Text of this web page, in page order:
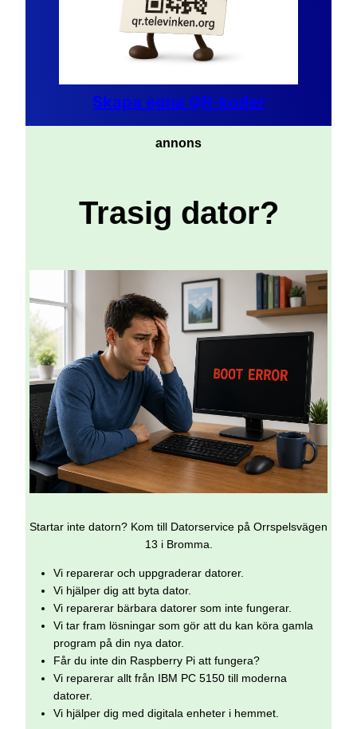
Skapa egna QR-koder
annons
Trasig dator?
Startar inte datorn? Kom till Datorservice på Orrspelsvägen
13 i Bromma.
Vi reparerar och uppgraderar datorer.
Vi hjälper dig att byta dator.
Vi reparerar bärbara datorer som inte fungerar.
Vi tar fram lösningar som gör att du kan köra gamla
program på din nya dator.
Får du inte din Raspberry Pi att fungera?
Vi reparerar allt från IBM PC 5150 till moderna
datorer.
Vi hjälper dig med digitala enheter i hemmet.